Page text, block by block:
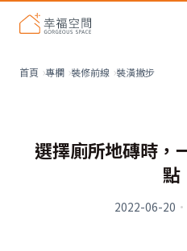
首頁 專欄 裝修前線 裝潢撇步
選擇廁所地磚時，
點
2022-06-20 ·